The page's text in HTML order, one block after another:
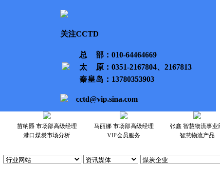
关注CCTD
总部 ：010-64464669
太原 ：0351-2167804、2167813
秦皇岛 ：13780353903
cctd@vip.sina.com
苗纳爵 市场部高级经理
港口煤炭市场分析
马丽娜 市场部高级经理
VIP会员服务
张鑫 智慧物流事业
智慧物流产品